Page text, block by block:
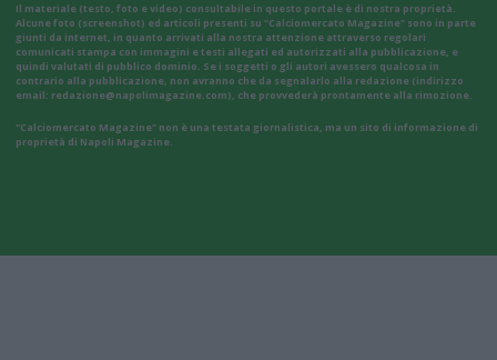
Il materiale (testo, foto e video) consultabile in questo portale è di nostra proprietà.
Alcune foto (screenshot) ed articoli presenti su "Calciomercato Magazine" sono in parte
giunti da internet, in quanto arrivati alla nostra attenzione attraverso regolari
comunicati stampa con immagini e testi allegati ed autorizzati alla pubblicazione, e
quindi valutati di pubblico dominio. Se i soggetti o gli autori avessero qualcosa in
contrario alla pubblicazione, non avranno che da segnalarlo alla redazione (indirizzo
email: redazione@napolimagazine.com), che provvederà prontamente alla rimozione.
"Calciomercato Magazine" non è una testata giornalistica, ma un sito di informazione di
proprietà di Napoli Magazine.